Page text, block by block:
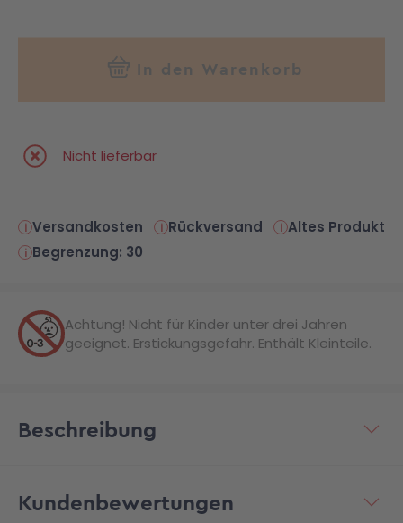
In den Warenkorb
Nicht lieferbar
Versandkosten Rückversand
Altes Produkt
Begrenzung: 30
Achtung! Nicht für Kinder unter drei Jahren
geeignet. Erstickungsgefahr. Enthält Kleinteile.
Beschreibung
Kundenbewertungen